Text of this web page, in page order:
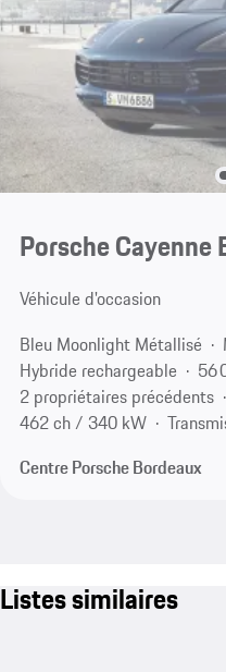
Porsche
Véhicule d'occasion
Bleu Moonlight Métallisé
Hybride rechargeable
56
2 propriétaires précédents
462 ch / 340 kW
Centre Porsche Bordeaux
Listes similaires